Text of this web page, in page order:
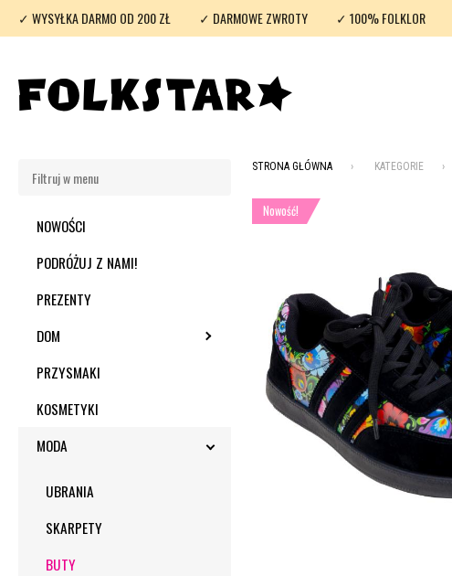
✓ WYSYŁKA DARMO OD 200 ZŁ ✓ DARMOWE ZWROTY ✓ 100% FOLKLOR
NOWOŚCI
PODRÓŻUJ Z NAMI!
PREZENTY
DOM
PRZYSMAKI
KOSMETYKI
MODA
UBRANIA
SKARPETY
BUTY
STRONA GŁÓWNA KATEGORIE
Nowość!